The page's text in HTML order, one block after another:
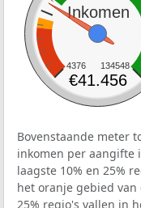
Inkomen
4376 134548
€41.456
Bovenstaande meter
inkomen per aangifte
laagste 10% en 25%
het oranje gebied van
25% regio's vallen in